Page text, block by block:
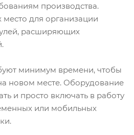
производства.
место для организации
расширяющих
минимум времени, чтобы
новом месте. Оборудование
и просто включать в работу
или мобильных